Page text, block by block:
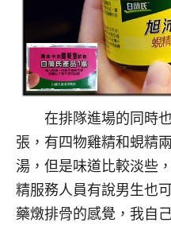
在排隊進場的同時也
張，有四物雞精和蜆精
湯，但是味道比較淡些
精服務人員有說男生也
藥燉排骨的感覺，我自